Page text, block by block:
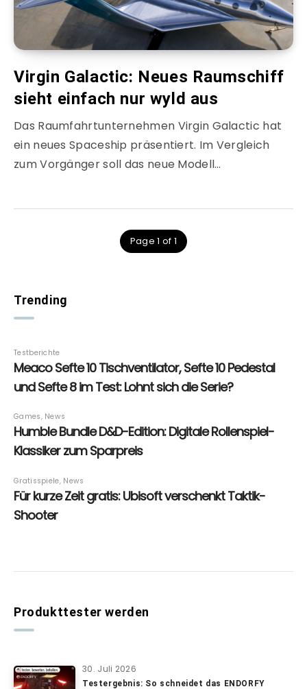
Virgin Galactic: Neues Raumschiff
sieht einfach nur wyld aus
Das Raumfahrtunternehmen Virgin Galactic hat
ein neues Spaceship präsentiert. Im Vergleich
zum Vorgänger soll das neue Modell…
Page 1 of 1
Trending
Produkttester werden
30. Juli 2026
Testergebnis: So schneidet das ENDORFY